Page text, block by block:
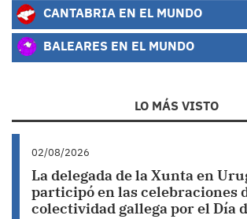
CANTABRIA EN EL MUNDO
BALEARES EN EL MUNDO
LO MÁS VISTO
02/08/2026
La delegada de la Xunta en
participó en las celebraciones
colectividad gallega por el Día